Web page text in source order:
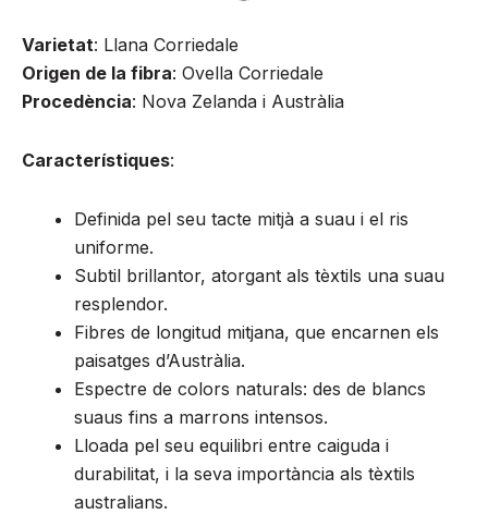
Varietat: Llana Corriedale
Origen de la fibra: Ovella Corriedale
Procedència: Nova Zelanda i Austràlia
Característiques:
Definida pel seu tacte mitjà a suau i el ris
uniforme.
Subtil brillantor, atorgant als tèxtils una suau
resplendor.
Fibres de longitud mitjana, que encarnen els
paisatges d’Austràlia.
Espectre de colors naturals: des de blancs
suaus fins a marrons intensos.
Lloada pel seu equilibri entre caiguda i
durabilitat, i la seva importància als tèxtils
australians.